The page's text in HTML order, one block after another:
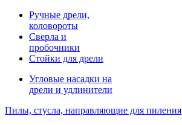
Ручные дрели,
коловороты
Сверла и
пробочники
Стойки для дрели
Угловые насадки на
дрели и удлинители
Пилы, стусла, направляющие для пиления